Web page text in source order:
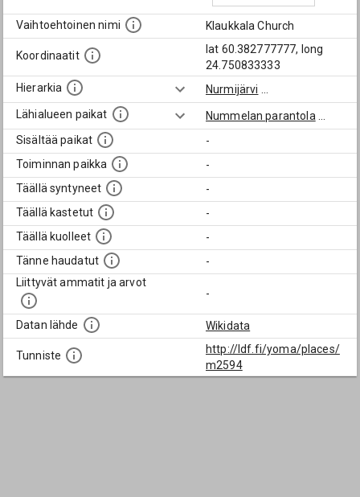
Vaihtoehtoinen nimi Klaukkala Church
Koordinaatit
lat 60.382777777, long
24.750833333
Hierarkia
Nurmijärvi
Lähialueen paikat
Nummelan parantola
Sisältää paikat
-
Toiminnan paikka
-
Täällä syntyneet
-
Täällä kastetut
-
Täällä kuolleet
-
Tänne haudatut
-
Liittyvät ammatit ja arvot
-
Datan lähde Wikidata
Tunniste
http://ldf.fi/yoma/places/
m2594